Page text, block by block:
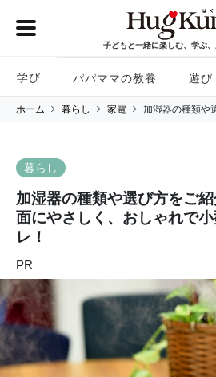
子どもと一緒に楽しむ、学ぶ、
学び パパママの教養 遊び
ホーム 暮らし 家電 加湿器の種類や
暮らし
加湿器の種類や選び方をご
面にやさしく、おしゃれで
レ！
PR